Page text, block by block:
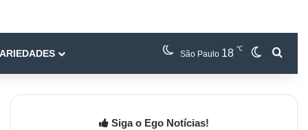
São Paulo 18 ℃
Siga o Ego Notícias!